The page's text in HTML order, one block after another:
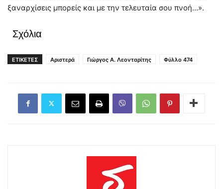
ξαναρχίσεις μπορείς και με την τελευταία σου πνοή…».
Σχόλια
ΕΤΙΚΕΤΕΣ Αριστερά Γιώργος Α. Λεονταρίτης Φύλλο 474